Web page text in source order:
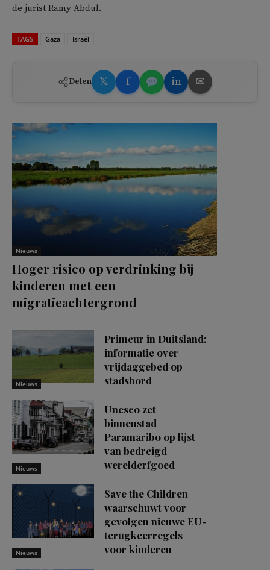
de jurist Ramy Abdul.
TAGS Gaza Israël
Delen 𝕏 f in ✉
Nieuws
Hoger risico op verdrinking bij
kinderen met een
migratieachtergrond
Nieuws
Primeur in Duitsland:
informatie over
vrijdaggebed op
stadsbord
Nieuws
Unesco zet
binnenstad
Paramaribo op lijst
van bedreigd
werelderfgoed
Nieuws
Save the Children
waarschuwt voor
gevolgen nieuwe EU-
terugkeerregels
voor kinderen